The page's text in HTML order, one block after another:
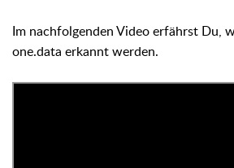
Im nachfolgenden Video erfährst Du,
one.data erkannt werden.